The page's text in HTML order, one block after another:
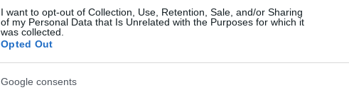
I want to opt-out of Collection, Use, Retention, Sale, and/or Sharing
of my Personal Data that Is Unrelated with the Purposes for which it
was collected.
Opted Out
Google consents